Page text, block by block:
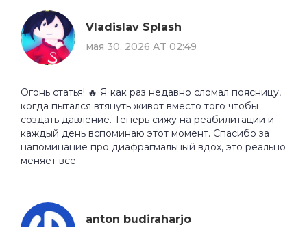
Vladislav Splash
мая 30, 2026 AT 02:49
Огонь статья! 🔥 Я как раз недавно сломал поясницу,
когда пытался втянуть живот вместо того чтобы
создать давление. Теперь сижу на реабилитации и
каждый день вспоминаю этот момент. Спасибо за
напоминание про диафрагмальный вдох, это реально
меняет всё.
anton budiraharjo